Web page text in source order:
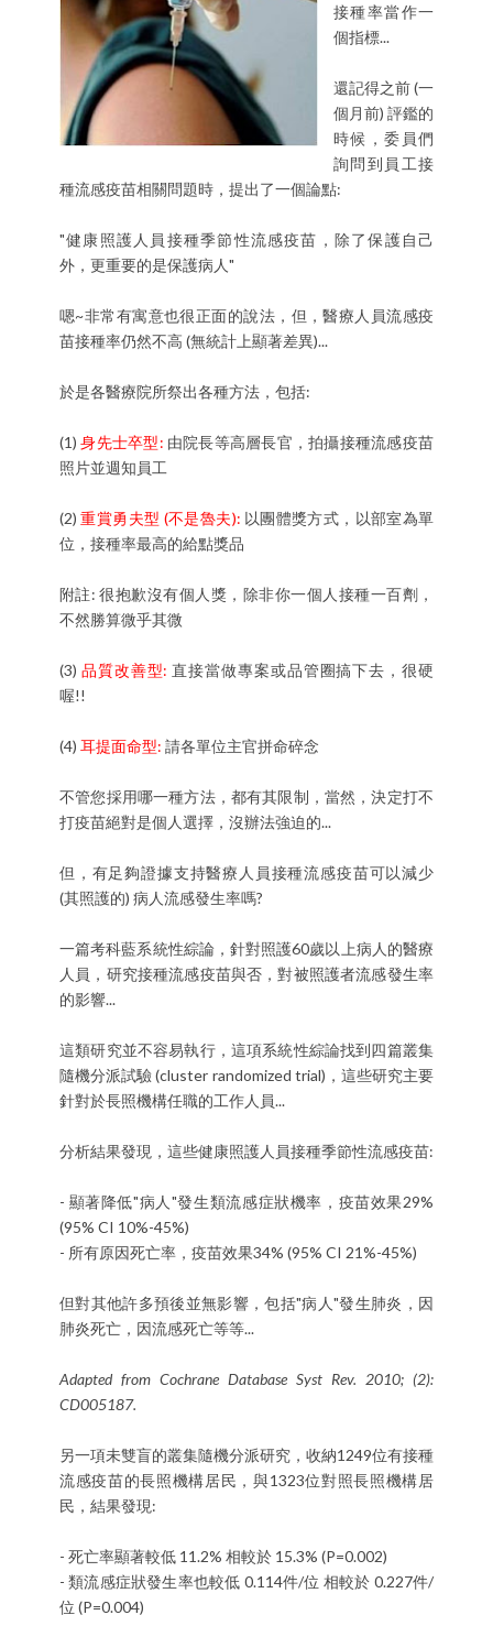
接種率當作一
個指標...
還記得之前 (一
個月前) 評鑑的
時候，委員們
詢問到員工接
種流感疫苗相關問題時，提出了一個論點:
"健康照護人員接種季節性流感疫苗，除了保護自己
外，更重要的是保護病人"
嗯~非常有寓意也很正面的說法，但，醫療人員流感疫
苗接種率仍然不高 (無統計上顯著差異)...
於是各醫療院所祭出各種方法，包括:
(1)身先士卒型: 由院長等高層長官，拍攝接種流感疫苗
照片並週知員工
(2)重賞勇夫型 (不是魯夫): 以團體獎方式，以部室為單
位，接種率最高的給點獎品
附註: 很抱歉沒有個人獎，除非你一個人接種一百劑，
不然勝算微乎其微
(3) 品質改善型: 直接當做專案或品管圈搞下去，很硬
喔!!
(4) 耳提面命型: 請各單位主官拼命碎念
不管您採用哪一種方法，都有其限制，當然，決定打不
打疫苗絕對是個人選擇，沒辦法強迫的...
但，有足夠證據支持醫療人員接種流感疫苗可以減少
(其照護的) 病人流感發生率嗎?
一篇考科藍系統性綜論，針對照護60歲以上病人的醫療
人員，研究接種流感疫苗與否，對被照護者流感發生率
的影響...
這類研究並不容易執行，這項系統性綜論找到四篇叢集
隨機分派試驗 (cluster randomized trial)，這些研究主要
針對於長照機構任職的工作人員...
分析結果發現，這些健康照護人員接種季節性流感疫苗:
- 顯著降低"病人"發生類流感症狀機率，疫苗效果29%
(95% CI 10%-45%)
- 所有原因死亡率，疫苗效果34% (95% CI 21%-45%)
但對其他許多預後並無影響，包括"病人"發生肺炎，因
肺炎死亡，因流感死亡等等...
Adapted from Cochrane Database Syst Rev. 2010; (2):
CD005187.
另一項未雙盲的叢集隨機分派研究，收納1249位有接種
流感疫苗的長照機構居民，與1323位對照長照機構居
民，結果發現:
- 死亡率顯著較低 11.2% 相較於 15.3% (P=0.002)
- 類流感症狀發生率也較低 0.114件/位 相較於 0.227件/
位 (P=0.004)